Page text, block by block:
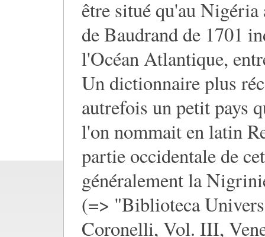
être situé qu'au
de Baudrand de 1701
l'Océan Atlantique,
Un dictionnaire plus
autrefois un petit pays
l'on nommait en latin
partie occidentale de
généralement la
(=> "Biblioteca
Coronelli, Vol. III,